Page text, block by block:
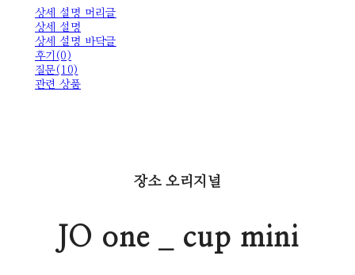
상세 설명 머리글
상세 설명
상세 설명 바닥글
후기(0)
질문(10)
관련 상품
장소 오리지널
JO one _ cup mini